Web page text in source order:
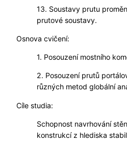
13. Soustavy prutu
prutové soustavy.
Osnova cvičení:
1. Posouzení mostního
2. Posouzení prutů
různých metod globální
Cíle studia:
Schopnost navrhování
konstrukcí z hlediska